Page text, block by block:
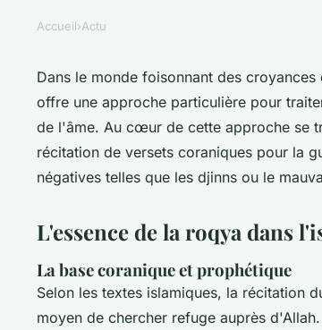
la
spirituels
Accueil›Actu
Dans le monde foisonnant des
offre une approche particulière pour
de l'âme. Au cœur de cette approche se
récitation de versets coraniques pour la
négatives telles que les djinns ou le
L'essence de la roqya dans
La base coranique et prophétique
Selon les textes islamiques, la récitation
moyen de chercher refuge auprès